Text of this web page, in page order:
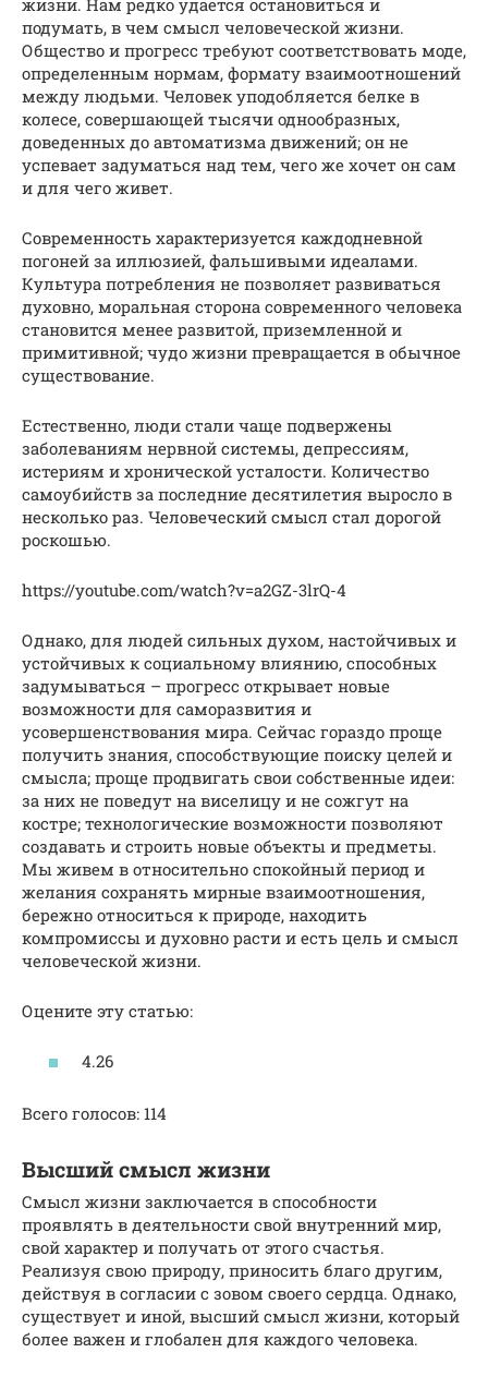
подумать, в чем смысл человеческой жизни.
Общество и прогресс требуют соответствовать моде,
определенным нормам, формату взаимоотношений
между людьми. Человек уподобляется белке в
колесе, совершающей тысячи однообразных,
доведенных до автоматизма движений; он не
успевает задуматься над тем, чего же хочет он сам
и для чего живет.
Современность характеризуется каждодневной
погоней за иллюзией, фальшивыми идеалами.
Культура потребления не позволяет развиваться
духовно, моральная сторона современного человека
становится менее развитой, приземленной и
примитивной; чудо жизни превращается в обычное
существование.
Естественно, люди стали чаще подвержены
заболеваниям нервной системы, депрессиям,
истериям и хронической усталости. Количество
самоубийств за последние десятилетия выросло в
несколько раз. Человеческий смысл стал дорогой
роскошью.
https://youtube.com/watch?v=a2GZ-3lrQ-4
Однако, для людей сильных духом, настойчивых и
устойчивых к социальному влиянию, способных
задумываться – прогресс открывает новые
возможности для саморазвития и
усовершенствования мира. Сейчас гораздо проще
получить знания, способствующие поиску целей и
смысла; проще продвигать свои собственные идеи:
за них не поведут на виселицу и не сожгут на
костре; технологические возможности позволяют
создавать и строить новые объекты и предметы.
Мы живем в относительно спокойный период и
желания сохранять мирные взаимоотношения,
бережно относиться к природе, находить
компромиссы и духовно расти и есть цель и смысл
человеческой жизни.
Оцените эту статью:
4.26
Всего голосов: 114
Высший смысл жизни
Смысл жизни заключается в способности
проявлять в деятельности свой внутренний мир,
свой характер и получать от этого счастья.
Реализуя свою природу, приносить благо другим,
действуя в согласии с зовом своего сердца. Однако,
существует и иной, высший смысл жизни, который
более важен и глобален для каждого человека.